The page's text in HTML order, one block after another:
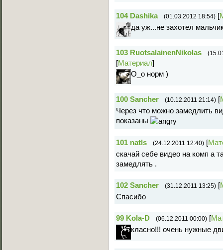
104 Dashika (01.03.2012 18:54) [
да уж...не захотел
103 RuotsalainenNikolas
[Материал]
О_о норм )
100 Sancher (10.12.2011 21:14) [
Через что можно замедлить
показаны
101 natls (24.12.2011 12:40) [
скачай себе видео на комп а
замедлять .
102 Sancher (31.12.2011 13:25) [
Cпасибо
99 Kola-D (06.12.2011 00:00) [
класно!!! очень нужные